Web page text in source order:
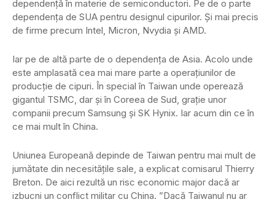
dependenţă în materie de semiconductori. Pe de o parte
dependenţa de SUA pentru designul cipurilor. Și mai precis
de firme precum Intel, Micron, Nvydia şi AMD.
Iar pe de altă parte de o dependenţa de Asia. Acolo unde
este amplasată cea mai mare parte a operaţiunilor de
producţie de cipuri. În special în Taiwan unde operează
gigantul TSMC, dar şi în Coreea de Sud, graţie unor
companii precum Samsung şi SK Hynix. Iar acum din ce în
ce mai mult în China.
Uniunea Europeană depinde de Taiwan pentru mai mult de
jumătate din necesităţile sale, a explicat comisarul Thierry
Breton. De aici rezultă un risc economic major dacă ar
izbucni un conflict militar cu China. ”Dacă Taiwanul nu ar